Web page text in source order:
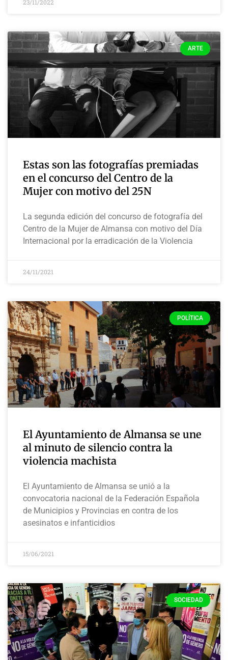
23/11/2022
ARTE
Estas son las fotografías premiadas
en el concurso del Centro de la
Mujer con motivo del 25N
La segunda edición del concurso de fotografía del
Centro de la Mujer de Almansa con motivo del Día
Internacional por la erradicación de la Violencia
24/11/2021
POLÍTICA
El Ayuntamiento de Almansa se une
al minuto de silencio contra la
violencia machista
El Ayuntamiento de Almansa se unió a la
convocatoria nacional de la Federación Española
de Municipios y Provincias en contra de los
asesinatos e infanticidios
15/06/2021
SOCIEDAD